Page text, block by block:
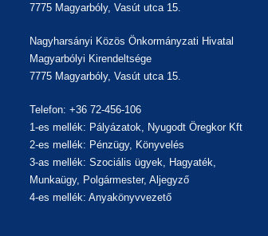
7775 Magyarbóly, Vasút utca 15.
Nagyharsányi Közös Önkormányzati Hivatal
Magyarbólyi Kirendeltsége
7775 Magyarbóly, Vasút utca 15.
Telefon: +36 72-456-106
1-es mellék: Pályázatok, Nyugodt Öregkor Kft
2-es mellék: Pénzügy, Könyvelés
3-as mellék: Szociális ügyek, Hagyaték,
Munkaügy, Polgármester, Aljegyző
4-es mellék: Anyakönyvvezető